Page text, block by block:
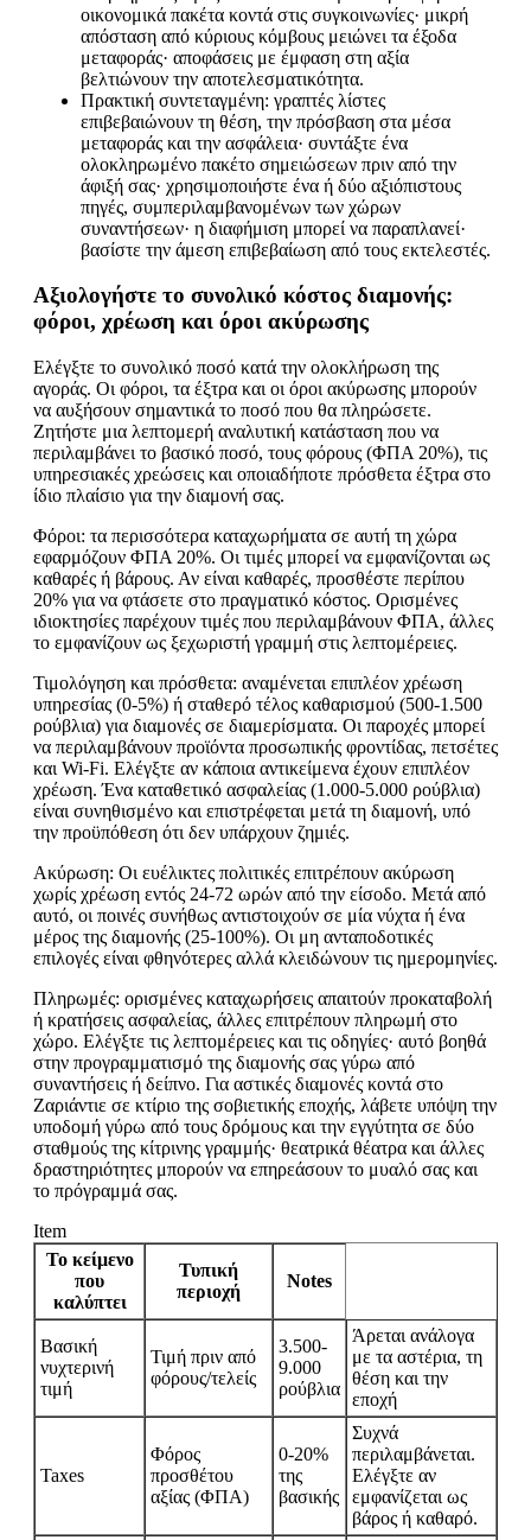
οικονομικά πακέτα κοντά στις συγκοινωνίες· μικρή
απόσταση από κύριους κόμβους μειώνει τα έξοδα
μεταφοράς· αποφάσεις με έμφαση στη αξία
βελτιώνουν την αποτελεσματικότητα.
Πρακτική συντεταγμένη: γραπτές λίστες
επιβεβαιώνουν τη θέση, την πρόσβαση στα μέσα
μεταφοράς και την ασφάλεια· συντάξτε ένα
ολοκληρωμένο πακέτο σημειώσεων πριν από την
άφιξή σας· χρησιμοποιήστε ένα ή δύο αξιόπιστους
πηγές, συμπεριλαμβανομένων των χώρων
συναντήσεων· η διαφήμιση μπορεί να παραπλανεί·
βασίστε την άμεση επιβεβαίωση από τους εκτελεστές.
Αξιολογήστε το συνολικό κόστος διαμονής:
φόροι, χρέωση και όροι ακύρωσης
Ελέγξτε το συνολικό ποσό κατά την ολοκλήρωση της
αγοράς. Οι φόροι, τα έξτρα και οι όροι ακύρωσης μπορούν
να αυξήσουν σημαντικά το ποσό που θα πληρώσετε.
Ζητήστε μια λεπτομερή αναλυτική κατάσταση που να
περιλαμβάνει το βασικό ποσό, τους φόρους (ΦΠΑ 20%), τις
υπηρεσιακές χρεώσεις και οποιαδήποτε πρόσθετα έξτρα στο
ίδιο πλαίσιο για την διαμονή σας.
Φόροι: τα περισσότερα καταχωρήματα σε αυτή τη χώρα
εφαρμόζουν ΦΠΑ 20%. Οι τιμές μπορεί να εμφανίζονται ως
καθαρές ή βάρους. Αν είναι καθαρές, προσθέστε περίπου
20% για να φτάσετε στο πραγματικό κόστος. Ορισμένες
ιδιοκτησίες παρέχουν τιμές που περιλαμβάνουν ΦΠΑ, άλλες
το εμφανίζουν ως ξεχωριστή γραμμή στις λεπτομέρειες.
Τιμολόγηση και πρόσθετα: αναμένεται επιπλέον χρέωση
υπηρεσίας (0-5%) ή σταθερό τέλος καθαρισμού (500-1.500
ρούβλια) για διαμονές σε διαμερίσματα. Οι παροχές μπορεί
να περιλαμβάνουν προϊόντα προσωπικής φροντίδας, πετσέτες
και Wi-Fi. Ελέγξτε αν κάποια αντικείμενα έχουν επιπλέον
χρέωση. Ένα καταθετικό ασφαλείας (1.000-5.000 ρούβλια)
είναι συνηθισμένο και επιστρέφεται μετά τη διαμονή, υπό
την προϋπόθεση ότι δεν υπάρχουν ζημιές.
Ακύρωση: Οι ευέλικτες πολιτικές επιτρέπουν ακύρωση
χωρίς χρέωση εντός 24-72 ωρών από την είσοδο. Μετά από
αυτό, οι ποινές συνήθως αντιστοιχούν σε μία νύχτα ή ένα
μέρος της διαμονής (25-100%). Οι μη ανταποδοτικές
επιλογές είναι φθηνότερες αλλά κλειδώνουν τις ημερομηνίες.
Πληρωμές: ορισμένες καταχωρήσεις απαιτούν προκαταβολή
ή κρατήσεις ασφαλείας, άλλες επιτρέπουν πληρωμή στο
χώρο. Ελέγξτε τις λεπτομέρειες και τις οδηγίες· αυτό βοηθά
στην προγραμματισμό της διαμονής σας γύρω από
συναντήσεις ή δείπνο. Για αστικές διαμονές κοντά στο
Ζαριάντιε σε κτίριο της σοβιετικής εποχής, λάβετε υπόψη την
υποδομή γύρω από τους δρόμους και την εγγύτητα σε δύο
σταθμούς της κίτρινης γραμμής· θεατρικά θέατρα και άλλες
δραστηριότητες μπορούν να επηρεάσουν το μυαλό σας και
το πρόγραμμά σας.
Item
Το κείμενο
που
καλύπτει
Τυπική
περιοχή
Notes
Βασική
νυχτερινή
τιμή
Τιμή πριν από
φόρους/τελείς
3.500-
9.000
ρούβλια
Άρεται ανάλογα
με τα αστέρια, τη
θέση και την
εποχή
Taxes
Φόρος
προσθέτου
αξίας (ΦΠΑ)
0-20%
της
βασικής
Συχνά
περιλαμβάνεται.
Ελέγξτε αν
εμφανίζεται ως
βάρος ή καθαρό.